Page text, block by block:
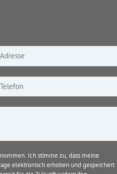
Ich stimme zu, dass meine
elektronisch erhoben und gespeichert